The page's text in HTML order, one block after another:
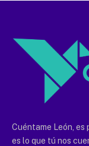
Cuéntame León, es
es lo que tú nos